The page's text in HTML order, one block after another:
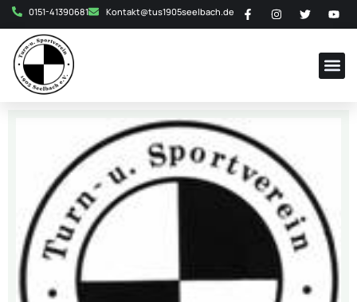
0151-41390681 Kontakt@tus1905seelbach.de